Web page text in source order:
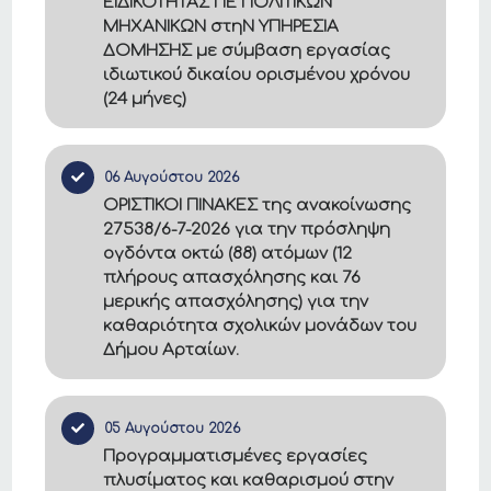
ΜΗΧΑΝΙΚΩΝ στηΝ ΥΠΗΡΕΣΙΑ
ΔΟΜΗΣΗΣ με σύμβαση εργασίας
ιδιωτικού δικαίου ορισμένου χρόνου
(24 μήνες)
06 Αυγούστου 2026
ΟΡΙΣΤΙΚΟΙ ΠΙΝΑΚΕΣ της ανακοίνωσης
27538/6-7-2026 για την πρόσληψη
ογδόντα οκτώ (88) ατόμων (12
πλήρους απασχόλησης και 76
μερικής απασχόλησης) για την
καθαριότητα σχολικών μονάδων του
Δήμου Αρταίων.
05 Αυγούστου 2026
Προγραμματισμένες εργασίες
πλυσίματος και καθαρισμού στην